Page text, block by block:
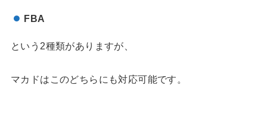
FBA
という2種類がありますが、
マカドはこのどちらにも対応可能です。